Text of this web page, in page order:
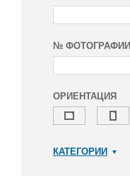
№ ФОТОГРАФИИ
ОРИЕНТАЦИЯ
КАТЕГОРИИ